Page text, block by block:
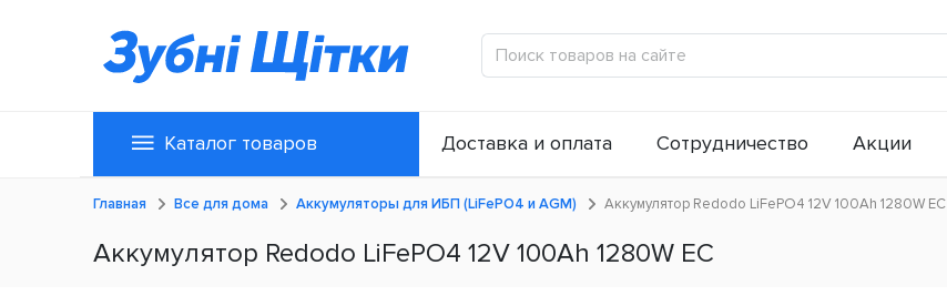
Каталог товаров Доставка и оплата Сотрудничество Акции
Главная Все для дома Аккумуляторы для ИБП (LiFePO4 и AGM) Аккумулятор Redodo LiFePO4 12V 100Ah 1280W ЕС
Аккумулятор Redodo LiFePO4 12V 100Ah 1280W ЕС